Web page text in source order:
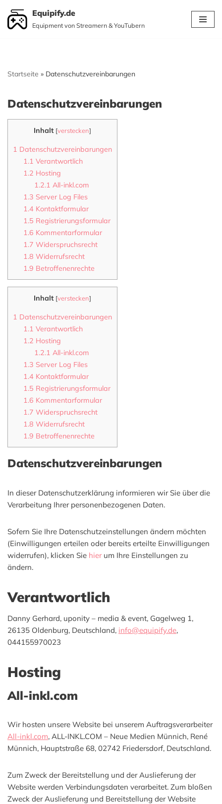
Zum
Equipify.de
Equipment von Streamern & YouTubern
Startseite » Datenschutzvereinbarungen
Datenschutzvereinbarungen
Inhalt [verstecken]
1 Datenschutzvereinbarungen
1.1 Verantwortlich
1.2 Hosting
1.2.1 All-inkl.com
1.3 Server Log Files
1.4 Kontaktformular
1.5 Registrierungsformular
1.6 Kommentarformular
1.7 Widerspruchsrecht
1.8 Widerrufsrecht
1.9 Betroffenenrechte
Inhalt [verstecken]
1 Datenschutzvereinbarungen
1.1 Verantwortlich
1.2 Hosting
1.2.1 All-inkl.com
1.3 Server Log Files
1.4 Kontaktformular
1.5 Registrierungsformular
1.6 Kommentarformular
1.7 Widerspruchsrecht
1.8 Widerrufsrecht
1.9 Betroffenenrechte
Datenschutzvereinbarungen
In dieser Datenschutzerklärung informieren wir Sie über die
Verarbeitung Ihrer personenbezogenen Daten.
Sofern Sie Ihre Datenschutzeinstellungen ändern möchten
(Einwilligungen erteilen oder bereits erteilte Einwilligungen
widerrufen), klicken Sie hierum Ihre Einstellungen zu
ändern.
Verantwortlich
Danny Gerhard, uponity – media & event, Gagelweg 1,
26135 Oldenburg, Deutschland, info@equipify.de,
044155970023
Hosting
All-inkl.com
Wir hosten unsere Website bei unserem Auftragsverarbeiter
All-inkl.com, ALL-INKL.COM – Neue Medien Münnich, René
Münnich, Hauptstraße 68, 02742 Friedersdorf, Deutschland.
Zum Zweck der Bereitstellung und der Auslieferung der
Website werden Verbindungsdaten verarbeitet. Zum bloßen
Zweck der Auslieferung und Bereitstellung der Website